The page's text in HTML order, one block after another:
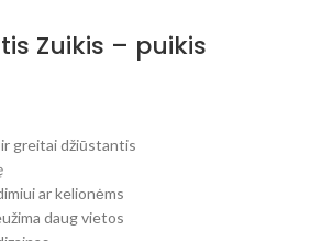
Zuikis – puikis
greitai džiūstantis
ar kelionėms
daug vietos